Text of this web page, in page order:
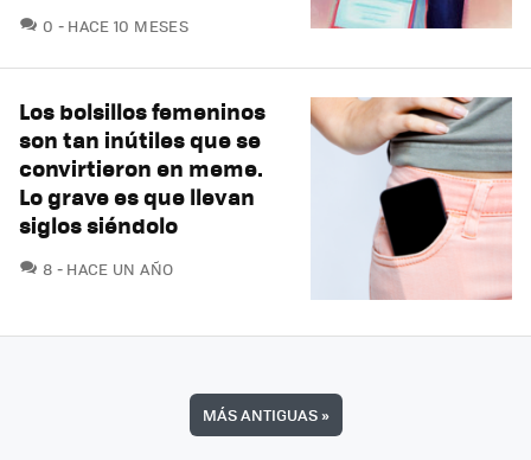
0 COMENTARIOS
HACE 10 MESES
Los bolsillos femeninos
son tan inútiles que se
convirtieron en meme.
Lo grave es que llevan
siglos siéndolo
8 COMENTARIOS
HACE UN AÑO
MÁS ANTIGUAS»